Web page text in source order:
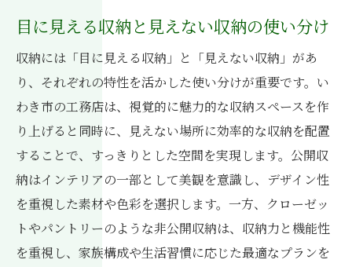
目に見える収納と見えない収納の使い分け
収納には「目に見える収納」と「見えない収納」があ
り、それぞれの特性を活かした使い分けが重要です。い
わき市の工務店は、視覚的に魅力的な収納スペースを作
り上げると同時に、見えない場所に効率的な収納を配置
することで、すっきりとした空間を実現します。公開収
納はインテリアの一部として美観を意識し、デザイン性
を重視した素材や色彩を選択します。一方、クローゼッ
トやパントリーのような非公開収納は、収納力と機能性
を重視し、家族構成や生活習慣に応じた最適なプランを